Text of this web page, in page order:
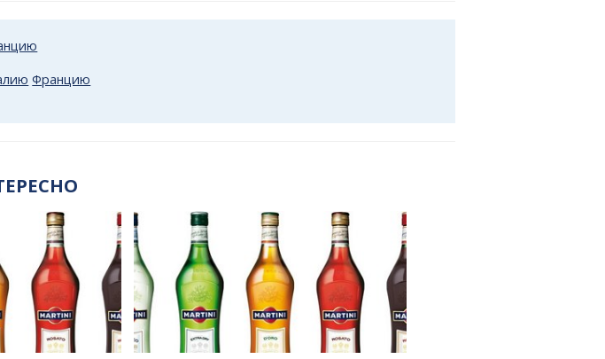
Францию